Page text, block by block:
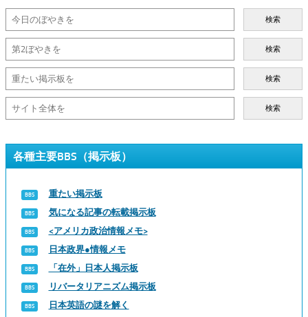
検索
検索
検索
検索
各種主要BBS（掲示板）
重たい掲示板
気になる記事の転載掲示板
<アメリカ政治情報メモ>
日本政界●情報メモ
「在外」日本人掲示板
リバータリアニズム掲示板
日本英語の謎を解く